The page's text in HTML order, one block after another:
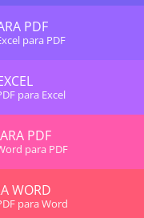
PDF
para PDF
para Excel
PDF
para PDF
WORD
para Word